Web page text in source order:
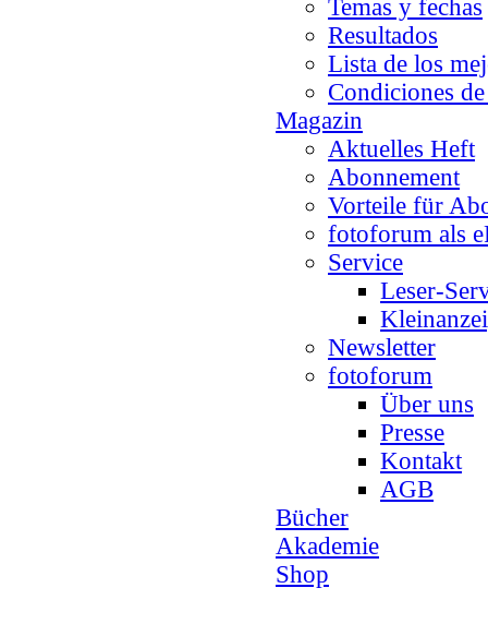
Temas y fechas
Resultados
Lista de los
Condiciones
Magazin
Aktuelles Heft
Abonnement
Vorteile für
fotoforum als
Service
Leser-
Newsletter
fotoforum
Über uns
Presse
Kontakt
AGB
Bücher
Akademie
Shop